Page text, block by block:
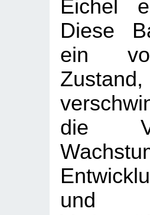
Eichel
Diese
ein
die
und